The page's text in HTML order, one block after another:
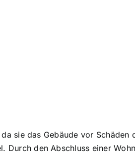
sie das Gebäude vor Schäden
den Abschluss einer